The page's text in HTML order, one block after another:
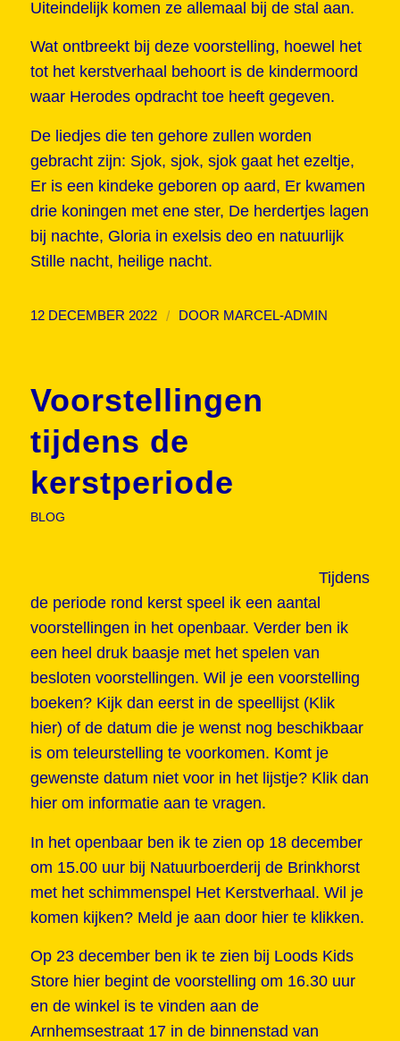
Uiteindelijk komen ze allemaal bij de stal aan.
Wat ontbreekt bij deze voorstelling, hoewel het
tot het kerstverhaal behoort is de kindermoord
waar Herodes opdracht toe heeft gegeven.
De liedjes die ten gehore zullen worden
gebracht zijn: Sjok, sjok, sjok gaat het ezeltje,
Er is een kindeke geboren op aard, Er kwamen
drie koningen met ene ster, De herdertjes lagen
bij nachte, Gloria in exelsis deo en natuurlijk
Stille nacht, heilige nacht.
12 DECEMBER 2022 / DOOR MARCEL-ADMIN
Voorstellingen
tijdens de
kerstperiode
BLOG
Tijdens
de periode rond kerst speel ik een aantal
voorstellingen in het openbaar. Verder ben ik
een heel druk baasje met het spelen van
besloten voorstellingen. Wil je een voorstelling
boeken? Kijk dan eerst in de speellijst (Klik
hier) of de datum die je wenst nog beschikbaar
is om teleurstelling te voorkomen. Komt je
gewenste datum niet voor in het lijstje? Klik dan
hier om informatie aan te vragen.
In het openbaar ben ik te zien op 18 december
om 15.00 uur bij Natuurboerderij de Brinkhorst
met het schimmenspel Het Kerstverhaal. Wil je
komen kijken? Meld je aan door hier te klikken.
Op 23 december ben ik te zien bij Loods Kids
Store hier begint de voorstelling om 16.30 uur
en de winkel is te vinden aan de
Arnhemsestraat 17 in de binnenstad van